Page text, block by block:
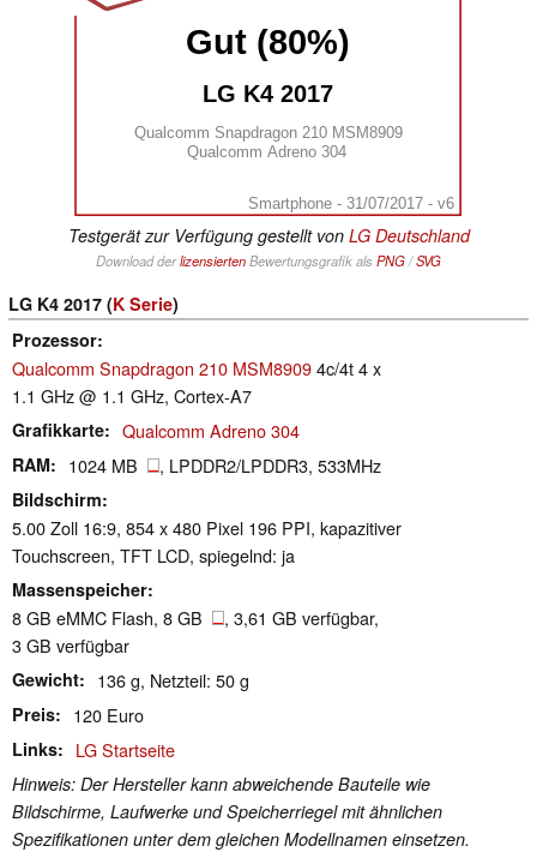
Gut (80%)
LG K4 2017
Qualcomm Snapdragon 210 MSM8909
Qualcomm Adreno 304
Smartphone - 31/07/2017 - v6
Testgerät zur Verfügung gestellt von LG Deutschland
Download derlizensiertenBewertungsgrafik als PNG/SVG
LG K4 2017 (K Serie)
Prozessor
Qualcomm Snapdragon 210 MSM89094c/4t 4 x
1.1 GHz @ 1.1 GHz, Cortex-A7
Grafikkarte Qualcomm Adreno 304
RAM 1024 MB , LPDDR2/LPDDR3, 533MHz
Bildschirm
5.00 Zoll 16:9, 854 x 480 Pixel 196 PPI, kapazitiver
Touchscreen, TFT LCD, spiegelnd: ja
Massenspeicher
8 GB eMMC Flash, 8 GB
, 3,61 GB verfügbar,
3 GB verfügbar
Gewicht 136 g, Netzteil: 50 g
Preis 120 Euro
Links LG Startseite
Hinweis: Der Hersteller kann abweichende Bauteile wie
Bildschirme, Laufwerke und Speicherriegel mit ähnlichen
Spezifikationen unter dem gleichen Modellnamen einsetzen.